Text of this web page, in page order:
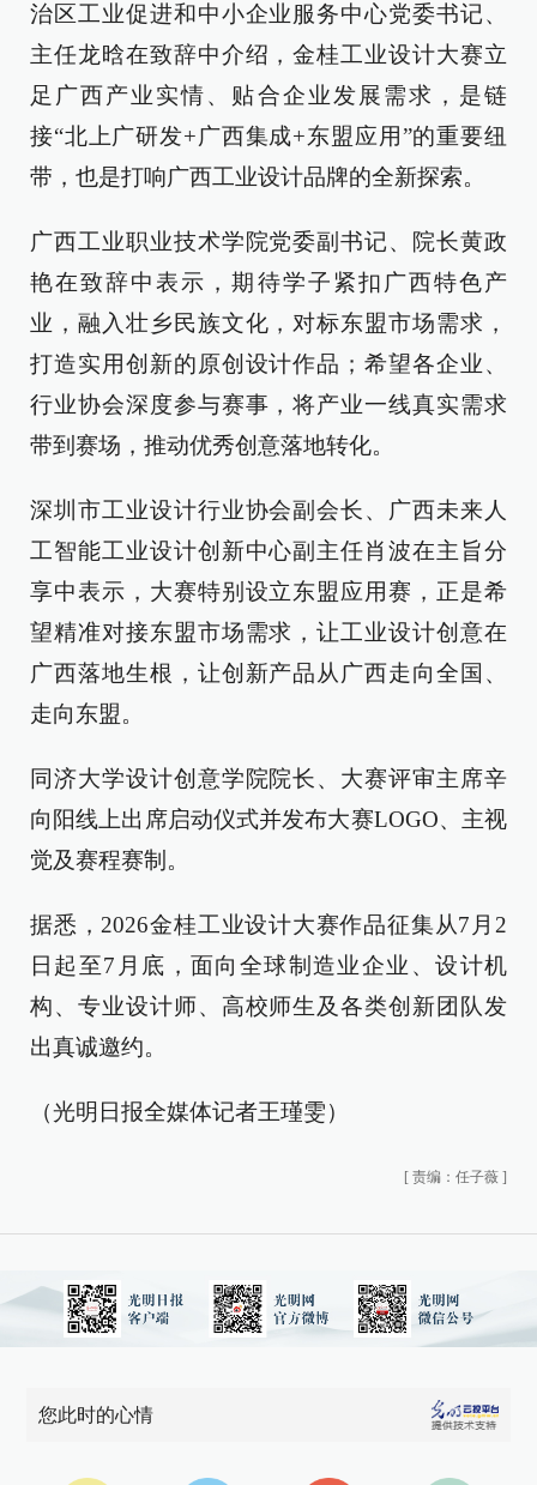
治区工业促进和中小企业服务中心党委书记、
主任龙晗在致辞中介绍，金桂工业设计大赛立
足广西产业实情、贴合企业发展需求，是链
接“北上广研发+广西集成+东盟应用”的重要纽
带，也是打响广西工业设计品牌的全新探索。
广西工业职业技术学院党委副书记、院长黄政
艳在致辞中表示，期待学子紧扣广西特色产
业，融入壮乡民族文化，对标东盟市场需求，
打造实用创新的原创设计作品；希望各企业、
行业协会深度参与赛事，将产业一线真实需求
带到赛场，推动优秀创意落地转化。
深圳市工业设计行业协会副会长、广西未来人
工智能工业设计创新中心副主任肖波在主旨分
享中表示，大赛特别设立东盟应用赛，正是希
望精准对接东盟市场需求，让工业设计创意在
广西落地生根，让创新产品从广西走向全国、
走向东盟。
同济大学设计创意学院院长、大赛评审主席辛
向阳线上出席启动仪式并发布大赛LOGO、主视
觉及赛程赛制。
据悉，2026金桂工业设计大赛作品征集从7月2
日起至7月底，面向全球制造业企业、设计机
构、专业设计师、高校师生及各类创新团队发
出真诚邀约。
（光明日报全媒体记者王瑾雯）
[ 责编：任子薇 ]
您此时的心情